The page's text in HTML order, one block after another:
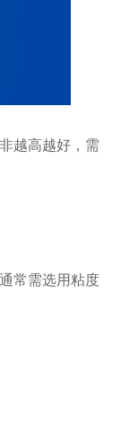
越高越好，需
常需选用粘度